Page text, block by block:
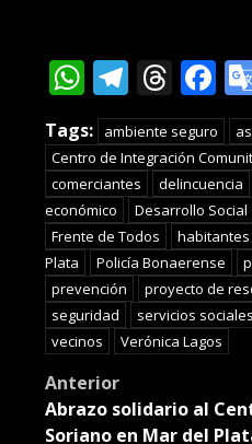
WhatsApp
Tags: ambiente seguro
Centro de Integración
comerciantes
delincuencia
económico
Desarrollo Social
Frente de Todos
habitantes
Plata
Policía Bonaerense
prevención
proyecto de
seguridad
servicios sociales
vecinos
Verónica Lagos
Post
navigation
Anterior
Abrazo solidario al
Soriano en Mar del